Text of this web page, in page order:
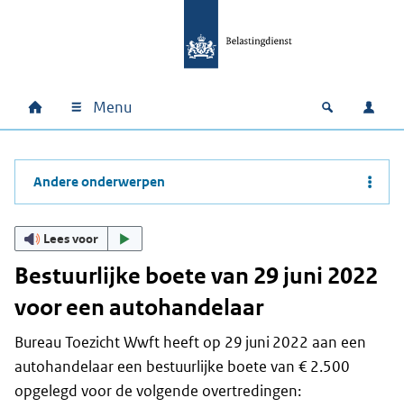
Hoofdnavigatie
Home Menu Open
Andere onderwerpen
Lees voor
Bestuurlijke boete van 29 juni 2022
voor een autohandelaar
Bureau Toezicht Wwft heeft op 29 juni 2022 aan een
autohandelaar een bestuurlijke boete van € 2.500
opgelegd voor de volgende overtredingen: